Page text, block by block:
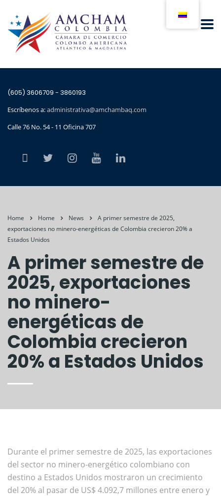
(605) 3606709 - 3860193
Escríbenos a:administrativa@amchambaq.com
Calle 76 No. 54 - 11 Oficina 707
Home Home News
A primer semestre de 2025,
exportaciones no minero-energéticas de Colombia crecieron 20% a
Estados Unidos
A primer semestre de
2025, exportaciones
no minero-
energéticas de
Colombia crecieron
20% a Estados Unidos
Durante el primer semestre de 2025, las exportaciones
del sector no minero-energético colombiano con
destino a Estados Unidos mostraron un crecimiento
del 20% al pasar de US$ 4.092,7 millones entre enero y